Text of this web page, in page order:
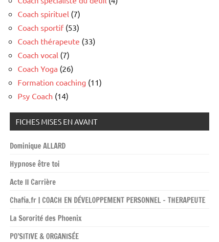
Coach spirituel (7)
Coach sportif(53)
Coach thérapeute (33)
Coach vocal (7)
Coach Yoga (26)
Formation coaching (11)
Psy Coach (14)
FICHES MISES EN AVANT
Dominique ALLARD
Hypnose être toi
Acte II Carrière
Chafia.fr | COACH EN DÉVELOPPEMENT PERSONNEL – THERAPEUTE
La Sororité des Phoenix
PO’SITIVE & ORGANISÉE